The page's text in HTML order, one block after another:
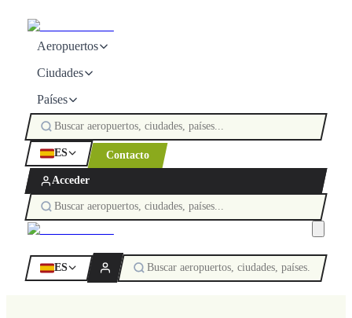
Aeropuertos
Ciudades
Países
ES Contacto
Acceder
ES